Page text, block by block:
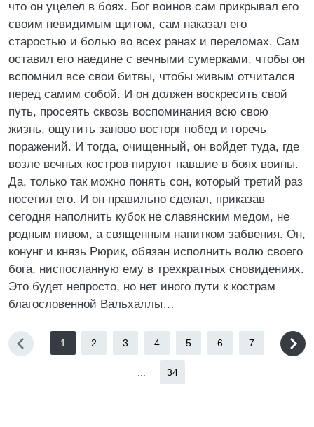
что он уцелел в боях. Бог воинов сам прикрывал его
своим невидимым щитом, сам наказал его
старостью и болью во всех ранах и переломах. Сам
оставил его наедине с вечными сумерками, чтобы он
вспомнил все свои битвы, чтобы живым отчитался
перед самим собой. И он должен воскресить свой
путь, просеять сквозь воспоминания всю свою
жизнь, ощутить заново восторг побед и горечь
поражений. И тогда, очищенный, он войдет туда, где
возле вечных костров пируют павшие в боях воины.
Да, только так можно понять сон, который третий раз
посетил его. И он правильно сделал, приказав
сегодня наполнить кубок не славянским медом, не
родным пивом, а священным напитком забвения. Он,
конунг и князь Рюрик, обязан исполнить волю своего
бога, ниспосланную ему в трехкратных сновидениях.
Это будет непросто, но нет иного пути к кострам
благословенной Вальхаллы…
1 2 3 4 5 6 7
34